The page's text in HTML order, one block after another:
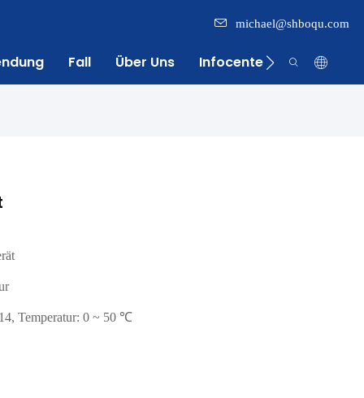
michael@shboqu.com
Fall Über Uns Infocenter Kontakt
Temperatur: 0 ~ 50 ℃